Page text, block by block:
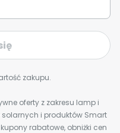
zakupu.
oferty z zakresu lamp i
i produktów Smart
rabatowe, obniżki cen